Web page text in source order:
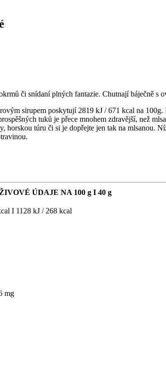
či snídaní plných fantazie. Chutnají báječně s
sirupem poskytují 2819 kJ / 671 kcal na
tuků je přece mnohem zdravější, než
horskou túru či si je dopřejte jen tak na mlsanou.
ÚDAJE NA 100 g I 40 g
I 1128 kJ / 268 kcal
mg